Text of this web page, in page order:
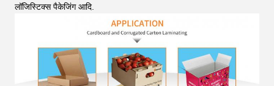
लॉजिस्टिक्स पैकेजिंग आदि